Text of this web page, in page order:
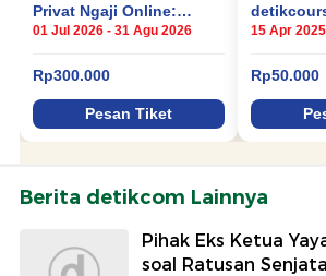
Berita detikcom Lainnya
Pihak Eks Ketua
soal Ratusan